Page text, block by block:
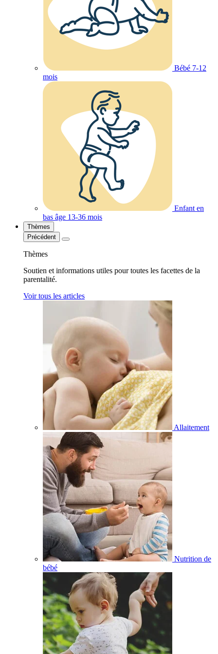
Bébé 7-12
mois
Enfant en
bas âge 13-36 mois
Thèmes
Précédent
Thèmes
Soutien et informations utiles pour toutes les facettes de la
parentalité.
Voir tous les articles
Allaitement
Nutrition de
bébé